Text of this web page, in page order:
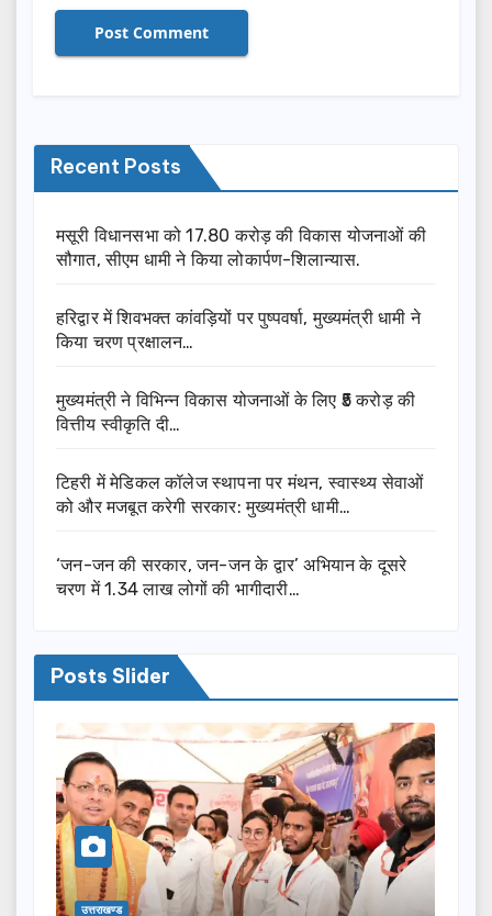
Recent Posts
मसूरी विधानसभा को 17.80 करोड़ की विकास योजनाओं की
सौगात, सीएम धामी ने किया लोकार्पण-शिलान्यास.
हरिद्वार में शिवभक्त कांवड़ियों पर पुष्पवर्षा, मुख्यमंत्री धामी ने
किया चरण प्रक्षालन…
मुख्यमंत्री ने विभिन्न विकास योजनाओं के लिए ₹5 करोड़ की
वित्तीय स्वीकृति दी…
टिहरी में मेडिकल कॉलेज स्थापना पर मंथन, स्वास्थ्य सेवाओं
को और मजबूत करेगी सरकार: मुख्यमंत्री धामी…
‘जन-जन की सरकार, जन-जन के द्वार’ अभियान के दूसरे
चरण में 1.34 लाख लोगों की भागीदारी…
Posts Slider
उत्तराखण्ड